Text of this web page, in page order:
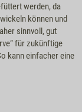
werden, da
können und
sinnvoll, gut
für zukünftige
kann einfacher eine